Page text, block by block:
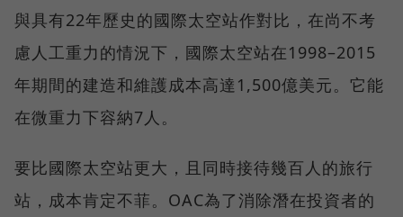
與具有22年歷史的國際太空站作對比，在尚不考
慮人工重力的情況下，國際太空站在1998–2015
年期間的建造和維護成本高達1,500億美元。它能
在微重力下容納7人。
要比國際太空站更大，且同時接待幾百人的旅行
站，成本肯定不菲。OAC為了消除潛在投資者的